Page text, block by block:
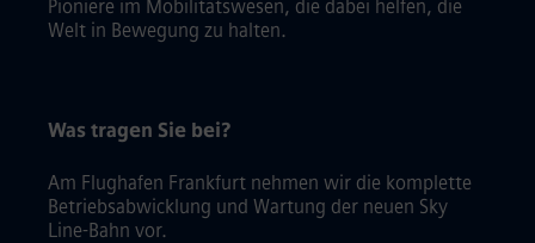
Pioniere im Mobilitätswesen, die dabei helfen, die
Welt in Bewegung zu halten.
Was tragen Sie bei?
Am Flughafen Frankfurt nehmen wir die komplette
Betriebsabwicklung und Wartung der neuen Sky
Line-Bahn vor.